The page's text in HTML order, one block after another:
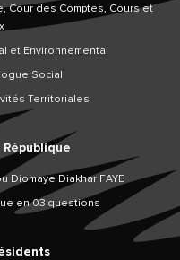
Cour des Comptes, Cours et
et Environnemental
Social
Territoriales
Diomaye Diakhar FAYE
en 03 questions